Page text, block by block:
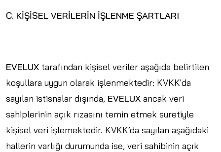
C. KİŞİSEL VERİLERİN İŞLENME ŞARTLARI
EVELUX tarafından kişisel veriler aşağıda belirtilen
koşullara uygun olarak işlenmektedir: KVKK'da
sayılan istisnalar dışında, EVELUX ancak veri
sahiplerinin açık rızasını temin etmek suretiyle
kişisel veri işlemektedir. KVKK’da sayılan aşağıdaki
hallerin varlığı durumunda ise, veri sahibinin açık